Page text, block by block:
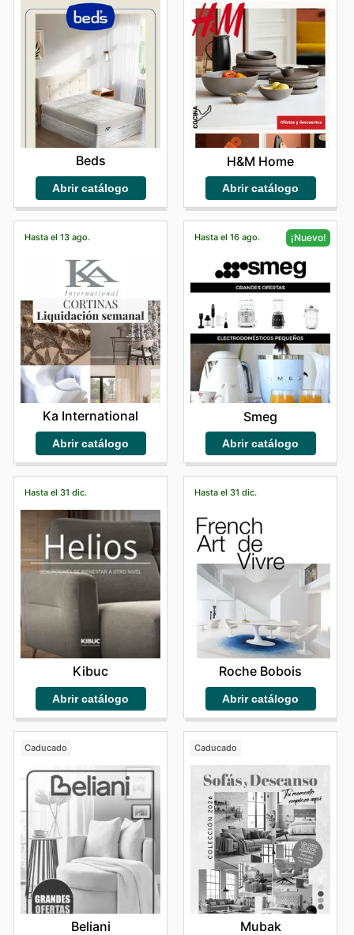
Beds
Abrir catálogo
H&M Home
Abrir catálogo
Hasta el 13 ago.
Ka International
Abrir catálogo
Hasta el 16 ago. ¡Nuevo!
Smeg
Abrir catálogo
Hasta el 31 dic.
Kibuc
Abrir catálogo
Hasta el 31 dic.
Roche Bobois
Abrir catálogo
Caducado
Beliani
Caducado
Mubak